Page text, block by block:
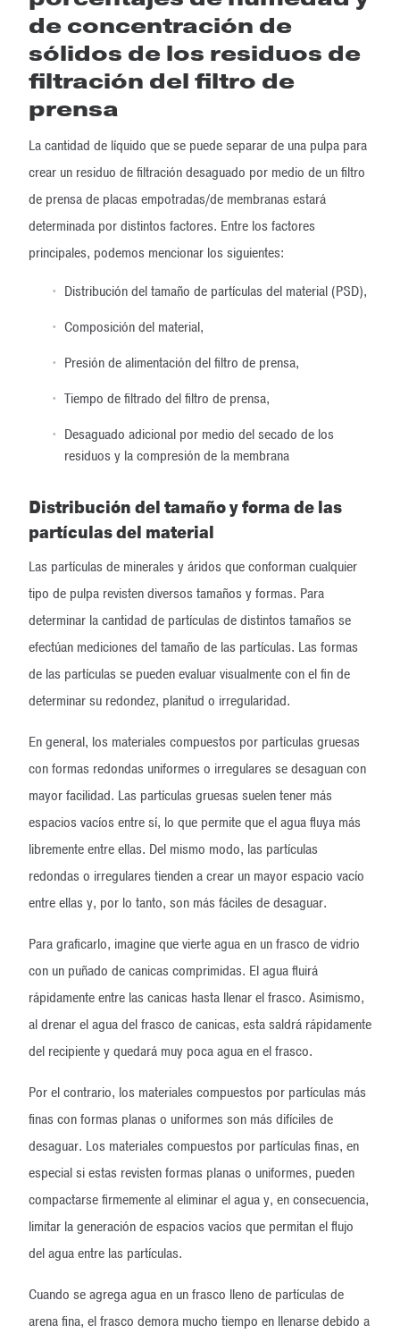
de concentración de
sólidos de los residuos de
filtración del filtro de
prensa
La cantidad de líquido que se puede separar de una pulpa para
crear un residuo de filtración desaguado por medio de un filtro
de prensa de placas empotradas/de membranas estará
determinada por distintos factores. Entre los factores
principales, podemos mencionar los siguientes:
Distribución del tamaño de partículas del material (PSD),
Composición del material,
Presión de alimentación del filtro de prensa,
Tiempo de filtrado del filtro de prensa,
Desaguado adicional por medio del secado de los
residuos y la compresión de la membrana
Distribución del tamaño y forma de las
partículas del material
Las partículas de minerales y áridos que conforman cualquier
tipo de pulpa revisten diversos tamaños y formas. Para
determinar la cantidad de partículas de distintos tamaños se
efectúan mediciones del tamaño de las partículas. Las formas
de las partículas se pueden evaluar visualmente con el fin de
determinar su redondez, planitud o irregularidad.
En general, los materiales compuestos por partículas gruesas
con formas redondas uniformes o irregulares se desaguan con
mayor facilidad. Las partículas gruesas suelen tener más
espacios vacíos entre sí, lo que permite que el agua fluya más
libremente entre ellas. Del mismo modo, las partículas
redondas o irregulares tienden a crear un mayor espacio vacío
entre ellas y, por lo tanto, son más fáciles de desaguar.
Para graficarlo, imagine que vierte agua en un frasco de vidrio
con un puñado de canicas comprimidas. El agua fluirá
rápidamente entre las canicas hasta llenar el frasco. Asimismo,
al drenar el agua del frasco de canicas, esta saldrá rápidamente
del recipiente y quedará muy poca agua en el frasco.
Por el contrario, los materiales compuestos por partículas más
finas con formas planas o uniformes son más difíciles de
desaguar. Los materiales compuestos por partículas finas, en
especial si estas revisten formas planas o uniformes, pueden
compactarse firmemente al eliminar el agua y, en consecuencia,
limitar la generación de espacios vacíos que permitan el flujo
del agua entre las partículas.
Cuando se agrega agua en un frasco lleno de partículas de
arena fina, el frasco demora mucho tiempo en llenarse debido a